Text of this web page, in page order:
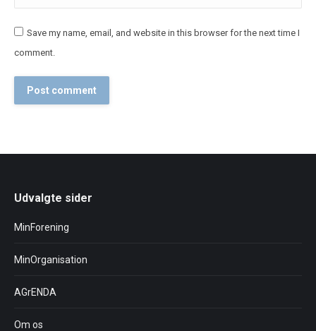
Save my name, email, and website in this browser for the next time I
comment.
Post comment
Udvalgte sider
MinForening
MinOrganisation
AGrENDA
Om os